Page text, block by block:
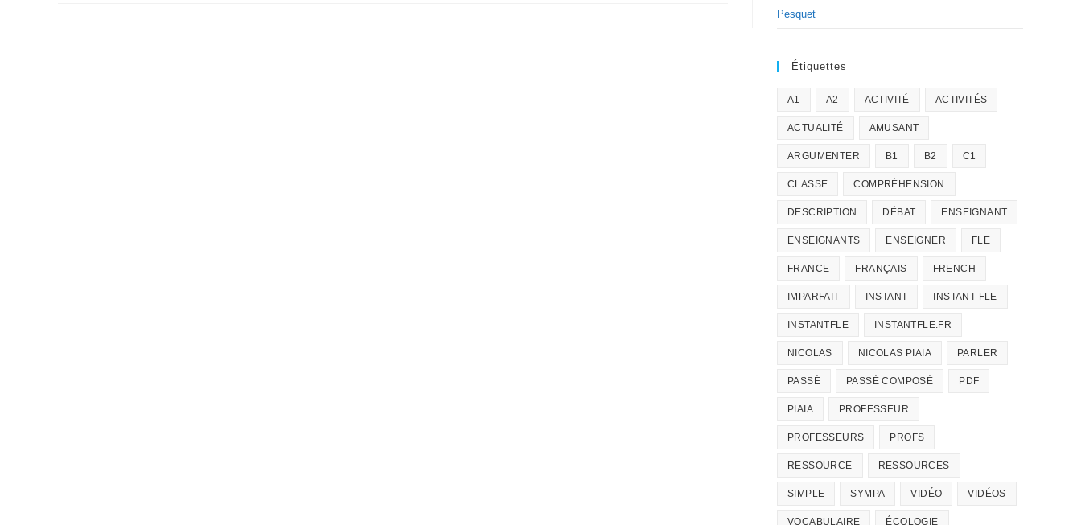
Pesquet
Étiquettes
A1 A2 ACTIVITÉ ACTIVITÉS
ACTUALITÉ AMUSANT
ARGUMENTER B1 B2 C1
CLASSE COMPRÉHENSION
DESCRIPTION DÉBAT ENSEIGNANT
ENSEIGNANTS ENSEIGNER FLE
FRANCE FRANÇAIS FRENCH
IMPARFAIT INSTANT INSTANT FLE
INSTANTFLE INSTANTFLE.FR
NICOLAS NICOLAS PIAIA PARLER
PASSÉ PASSÉ COMPOSÉ PDF
PIAIA PROFESSEUR
PROFESSEURS PROFS
RESSOURCE RESSOURCES
SIMPLE SYMPA VIDÉO VIDÉOS
VOCABULAIRE ÉCOLOGIE